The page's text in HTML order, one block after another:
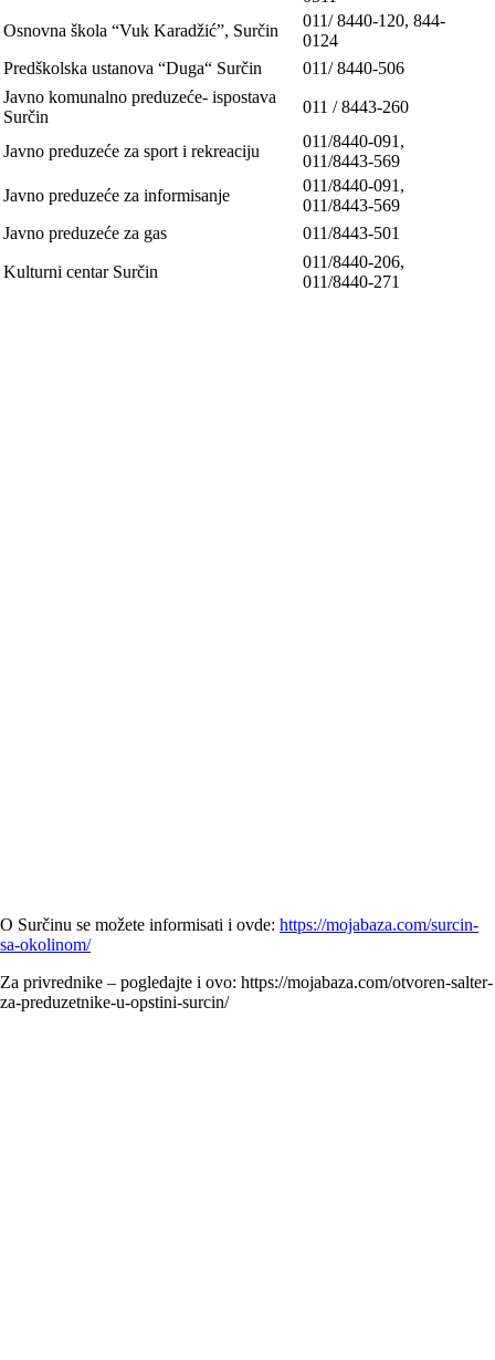
Osnovna škola “Vuk Karadžić”, Surčin
011/ 8440-120, 844-
0124
Predškolska ustanova “Duga“ Surčin
011/ 8440-506
Javno komunalno preduzeće- ispostava
Surčin
011 / 8443-260
Javno preduzeće za sport i rekreaciju
011/8440-091,
011/8443-569
Javno preduzeće za informisanje
011/8440-091,
011/8443-569
Javno preduzeće za gas
011/8443-501
Kulturni centar Surčin
011/8440-206,
011/8440-271
O Surčinu se možete informisati i ovde: https://mojabaza.com/surcin-
sa-okolinom/
Za privrednike – pogledajte i ovo: https://mojabaza.com/otvoren-salter-
za-preduzetnike-u-opstini-surcin/